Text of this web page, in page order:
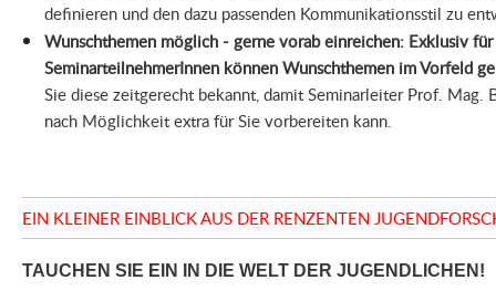
definieren und den dazu passenden Kommunikationsstil zu
Wunschthemen möglich - gerne vorab einreichen: Exklusiv
SeminarteilnehmerInnen können Wunschthemen im Vorfeld
Sie diese zeitgerecht bekannt, damit Seminarleiter Prof. Mag.
nach Möglichkeit extra für Sie vorbereiten kann.
EIN KLEINER EINBLICK AUS DER RENZENTEN
TAUCHEN SIE EIN IN DIE WELT DER JUGENDLICHEN!